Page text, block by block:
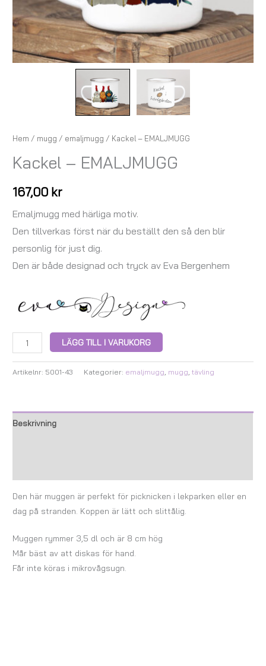
Hem / mugg / emaljmugg / Kackel – EMALJMUGG
Kackel – EMALJMUGG
167,00 kr
Emaljmugg med härliga motiv.
Den tillverkas först när du beställt den så den blir
personlig för just dig.
Den är både designad och tryck av Eva Bergenhem
LÄGG TILL I VARUKORG
Artikelnr: 5001-43 Kategorier: emaljmugg, mugg,tävling
Beskrivning
Den här muggen är perfekt för picknicken i lekparken eller en
dag på stranden. Koppen är lätt och slittålig.
Muggen rymmer 3,5 dl och är 8 cm hög
Mår bäst av att diskas för hand.
Får inte köras i mikrovågsugn.